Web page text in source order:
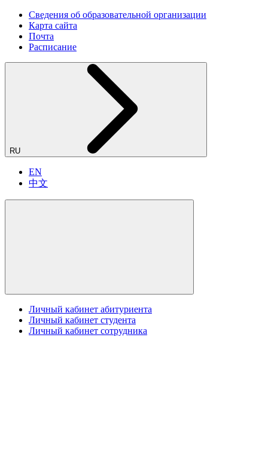
Сведения об образовательной организации
Карта сайта
Почта
Расписание
RU
EN
中文
Личный кабинет абитуриента
Личный кабинет студента
Личный кабинет сотрудника